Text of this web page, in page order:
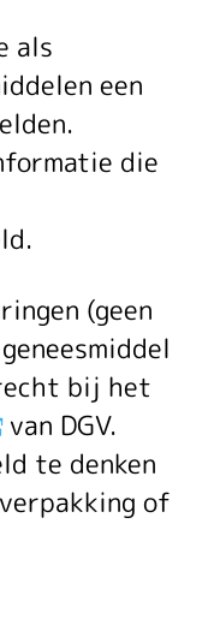
als
een
die
(geen
bij het
van DGV.
te denken
of